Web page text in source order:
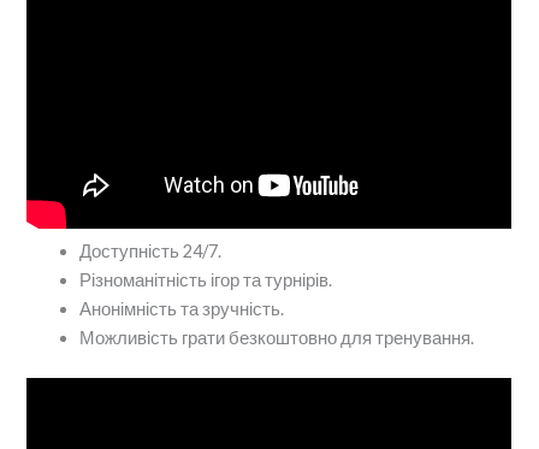
Доступність 24/7.
Різноманітність ігор та турнірів.
Анонімність та зручність.
Можливість грати безкоштовно для тренування.